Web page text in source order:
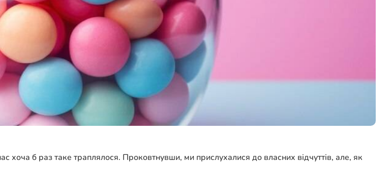
б раз таке траплялося. Проковтнувши, ми прислухалися до власних відчуттів, але, як